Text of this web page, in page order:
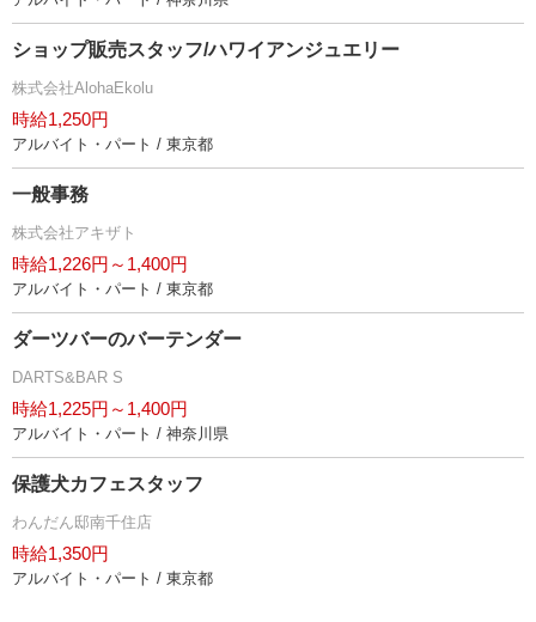
ショップ販売スタッフ/ハワイアンジュエリー
株式会社AlohaEkolu
時給1,250円
アルバイト・パート / 東京都
一般事務
株式会社アキザト
時給1,226円～1,400円
アルバイト・パート / 東京都
ダーツバーのバーテンダー
DARTS&BAR S
時給1,225円～1,400円
アルバイト・パート / 神奈川県
保護犬カフェスタッフ
わんだん邸南千住店
時給1,350円
アルバイト・パート / 東京都